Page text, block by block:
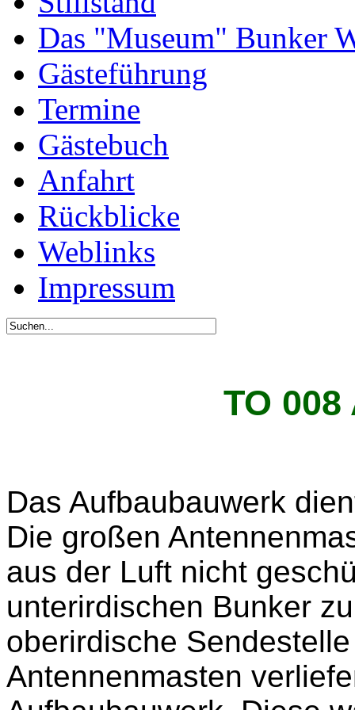
Das "Museum" Bunker
Gästeführung
Termine
Gästebuch
Anfahrt
Rückblicke
Weblinks
Impressum
TO
Das Aufbaubauwerk
Die großen
aus der Luft nicht
unterirdischen Bunker
oberirdische
Antennenmasten